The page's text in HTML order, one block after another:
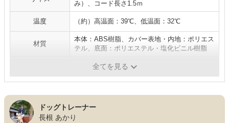
み）、コード長さ1.5ｍ
温度 （約）高温面：39℃、低温面：32℃
材質
本体：ABS樹脂、カバー表地・内地：ポリエス
テル、底面：ポリエステル・塩化ビニル樹脂
金属製チューブ採用、自動温度コントロール
全てを見る
ドッグトレーナー
長根 あかり